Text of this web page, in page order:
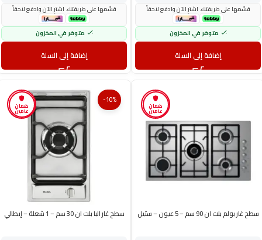
قسّمها على طريقتك. اشترِ الآن وادفع لاحقاً
متوفر في المخزون
إضافة إلى السلة
قسّمها على طريقتك. اشترِ الآن وادفع لاحقاً
متوفر في المخزون
إضافة إلى السلة
ضمان
عامين
سطح غاز بولم بلت ان 90 سم – 5 عيون – ستيل
ضمان
عامين
-10%
سطح غاز البا بلت ان 30 سم – 1 شعلة – إيطالي